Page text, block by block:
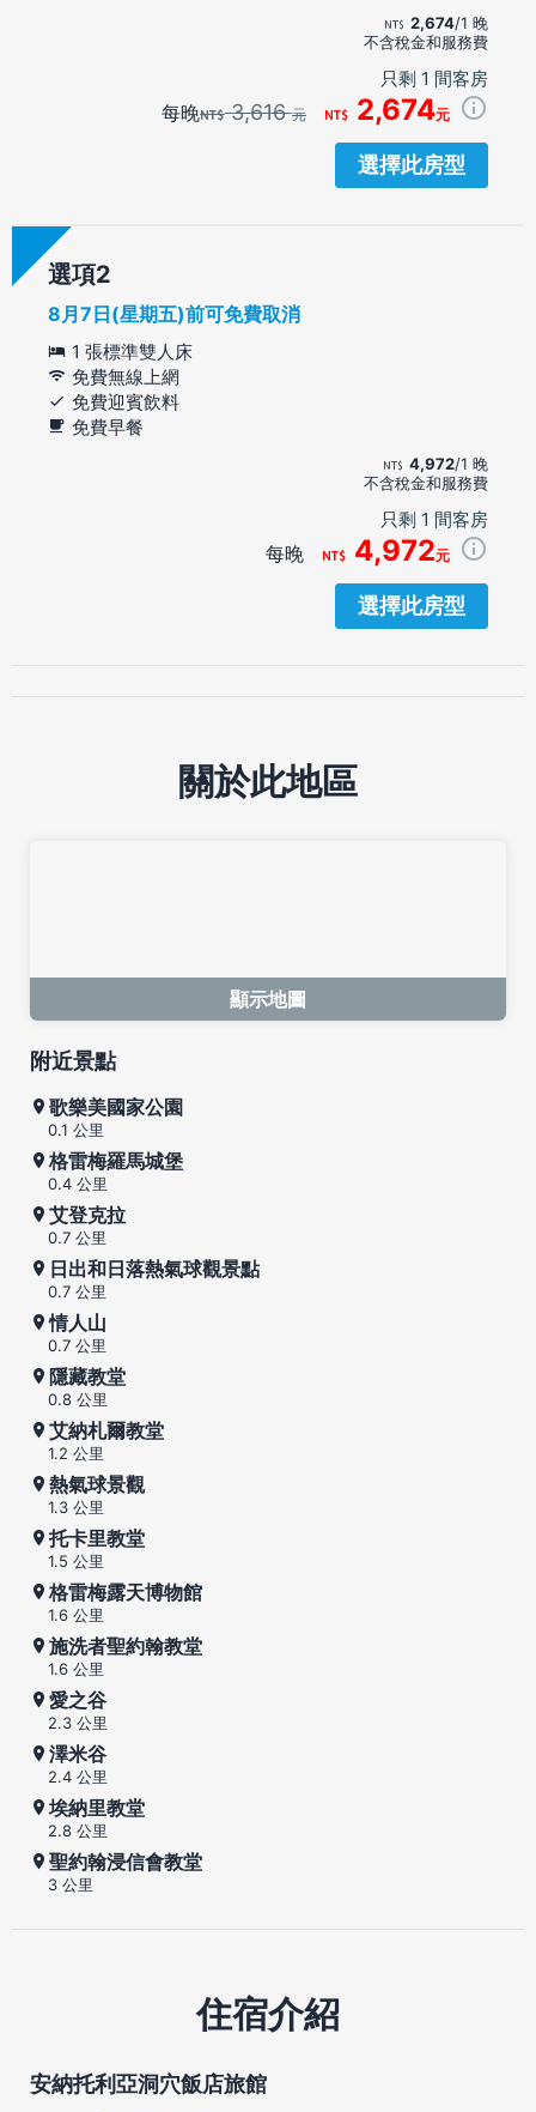
2,674/1 晚
不含稅金和服務費
只剩 1 間客房
每晚 3,616元 2,674元
選擇此房型
選項
8月7日(星期五)前可免費取消
1 張標準雙人床
免費無線上網
免費迎賓飲料
免費早餐
4,972/1 晚
不含稅金和服務費
只剩 1 間客房
每晚 4,972元
選擇此房型
關於此地區
顯示地圖
附近景點
歌樂美國家公園
0.1 公里
格雷梅羅馬城堡
0.4 公里
艾登克拉
0.7 公里
日出和日落熱氣球觀景點
0.7 公里
情人山
0.7 公里
隱藏教堂
0.8 公里
艾納札爾教堂
1.2 公里
熱氣球景觀
1.3 公里
托卡里教堂
1.5 公里
格雷梅露天博物館
1.6 公里
施洗者聖約翰教堂
1.6 公里
愛之谷
2.3 公里
澤米谷
2.4 公里
埃納里教堂
2.8 公里
聖約翰浸信會教堂
3 公里
住宿介紹
安納托利亞洞穴飯店旅館